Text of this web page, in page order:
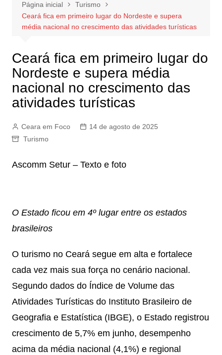
Página inicial
Turismo
Ceará fica em primeiro lugar do Nordeste e supera
média nacional no crescimento das atividades turísticas
Ceará fica em primeiro lugar do
Nordeste e supera média
nacional no crescimento das
atividades turísticas
Ceara em Foco
14 de agosto de 2025
Turismo
Ascomm Setur – Texto e foto
O Estado ficou em 4º lugar entre os estados
brasileiros
O turismo no Ceará segue em alta e fortalece
cada vez mais sua força no cenário nacional.
Segundo dados do Índice de Volume das
Atividades Turísticas do Instituto Brasileiro de
Geografia e Estatística (IBGE), o Estado registrou
crescimento de 5,7% em junho, desempenho
acima da média nacional (4,1%) e regional